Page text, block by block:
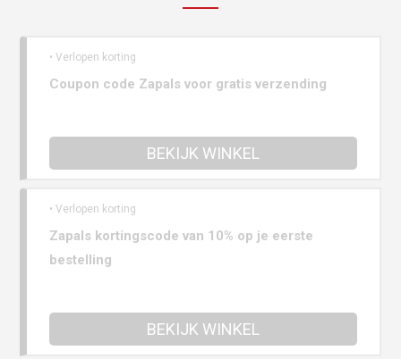
• Verlopen korting
Coupon code Zapals voor gratis verzending
BEKIJK WINKEL
• Verlopen korting
Zapals kortingscode van 10% op je eerste
bestelling
BEKIJK WINKEL